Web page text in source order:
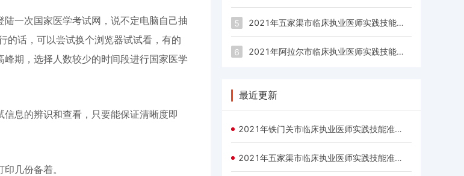
一次国家医学考试网，说不定电脑自己抽
的话，可以尝试换个浏览器试试看，有的
期，选择人数较少的时间段进行国家医学
息的辨识和查看，只要能保证清晰度即
几份备着。
5 2021年五家渠市临床执业医师实践技能准考证打印
6 2021年阿拉尔市临床执业医师实践技能准考证打印
最近更新
2021年铁门关市临床执业医师实践技能准考证打印
2021年五家渠市临床执业医师实践技能准考证打印